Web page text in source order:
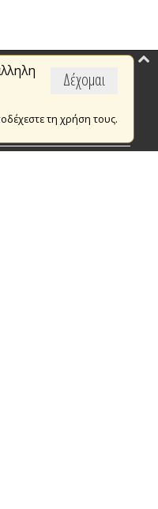
Δέχομαι
τη χρήση τους.